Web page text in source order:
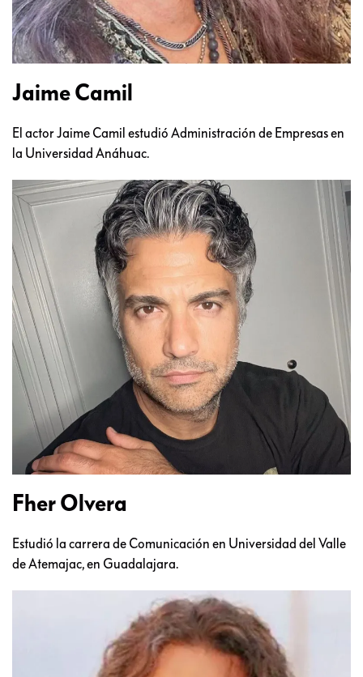
Jaime Camil
El actor Jaime Camil estudió Administración de Empresas en
la Universidad Anáhuac.
Fher Olvera
Estudió la carrera de Comunicación en Universidad del Valle
de Atemajac, en Guadalajara.